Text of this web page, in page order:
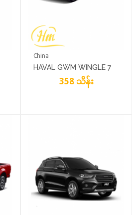
China
HAVAL GWM WINGLE 7
358 သိန်း